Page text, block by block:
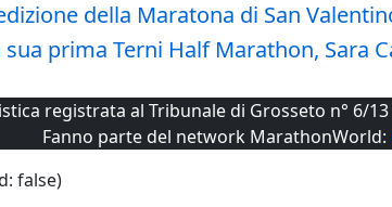
della Maratona di San
prima Terni Half Marathon, Sara
registrata al Tribunale di Grosseto n° 6/
Fanno parte del network MarathonWorld:
false)